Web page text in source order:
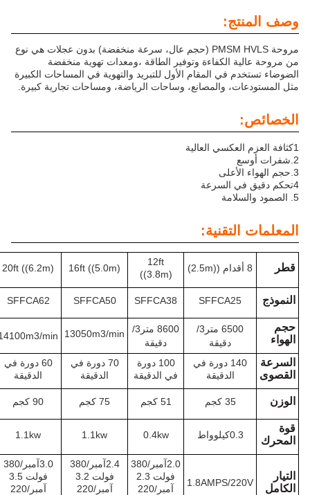
مروحة PMSM HVLS (حجم عال، سرعة منخفضة) بدون عجلات هي نوع
وتوفير الطاقة ،ومعدات تهوية منخفضة
المقام الأول للتبريد والتهوية في المساحات الكبيرة
والمصانع، وساحات الرياضة، ومساحات تجارية كبيرة.
12ft
((3.8m)
16ft ((5.0m)
20ft ((6.2m)
24ft ((7.3m)
SFFCA38
SFFCA50
SFFCA62
SFFCA73
دقيقة
دقيقة
13050m3/min
14100m3/min
15850m3/min
140 دورة في
الدقيقة
100 دورة
في الدقيقة
70 دورة في
الدقيقة
60 دورة في
الدقيقة
55 دورة في
الدقيقة
51 كجم 90 كجم 127 كجم
0.4kw
1.1kw
1.1kw
1.8AMPS/
آمبر/220
2.4آمبر/380
فولت 3.2
آمبر/220
3.0آمبر/380
فولت 3.5
آمبر/220
3.5 آمبر/380
فولت 5.5
آمبر/220